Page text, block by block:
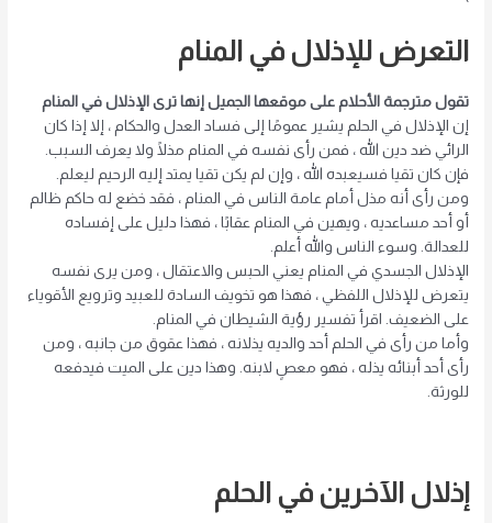
التعرض للإذلال في المنام
تقول مترجمة الأحلام على موقعها الجميل إنها ترى الإذلال في المنام
إن الإذلال في الحلم يشير عمومًا إلى فساد العدل والحكام ، إلا إذا كان
الرائي ضد دين الله ، فمن رأى نفسه في المنام مذلًا ولا يعرف السبب.
فإن كان تقيا فسيعبده الله ، وإن لم يكن تقيا يمتد إليه الرحيم ليعلم.
ومن رأى أنه مذل أمام عامة الناس في المنام ، فقد خضع له حاكم ظالم
أو أحد مساعديه ، ويهين في المنام عقابًا ، فهذا دليل على إفساده
للعدالة. وسوء الناس والله أعلم.
الإذلال الجسدي في المنام يعني الحبس والاعتقال ، ومن يرى نفسه
يتعرض للإذلال اللفظي ، فهذا هو تخويف السادة للعبيد وترويع الأقوياء
على الضعيف. اقرأ تفسير رؤية الشيطان في المنام.
وأما من رأى في الحلم أحد والديه يذلانه ، فهذا عقوق من جانبه ، ومن
رأى أحد أبنائه يذله ، فهو معصٍ لابنه. وهذا دين على الميت فيدفعه
للورثة.
إذلال الآخرين في الحلم